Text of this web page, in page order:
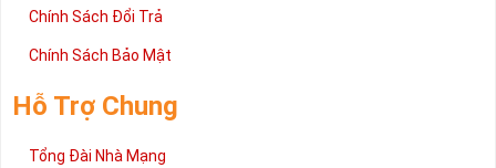
Chính Sách Đổi Trả
Chính Sách Bảo Mật
Hỗ Trợ Chung
Tổng Đài Nhà Mạng